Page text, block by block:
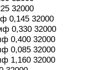
32000
0,145 32000
0,330 32000
0,400 32000
0,085 32000
1,160 32000